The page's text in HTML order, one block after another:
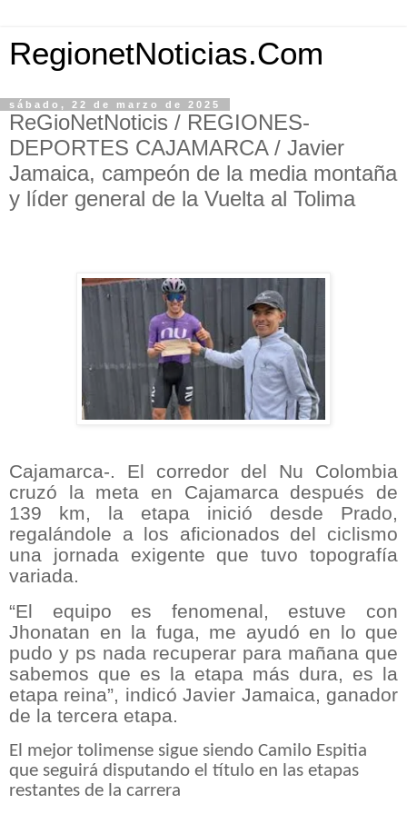
RegionetNoticias.Com
sábado, 22 de marzo de 2025
ReGioNetNoticis / REGIONES-
DEPORTES CAJAMARCA / Javier
Jamaica, campeón de la media montaña
y líder general de la Vuelta al Tolima
Cajamarca-. El corredor del Nu Colombia
cruzó la meta en Cajamarca después de
139 km, la etapa inició desde Prado,
regalándole a los aficionados del ciclismo
una jornada exigente que tuvo topografía
variada.
“El equipo es fenomenal, estuve con
Jhonatan en la fuga, me ayudó en lo que
pudo y ps nada recuperar para mañana que
sabemos que es la etapa más dura, es la
etapa reina”, indicó Javier Jamaica, ganador
de la tercera etapa.
El mejor tolimense sigue siendo Camilo Espitia
que seguirá disputando el título en las etapas
restantes de la carrera